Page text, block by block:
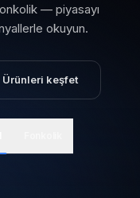
— piyasayı
okuyun.
Ürünleri keşfet